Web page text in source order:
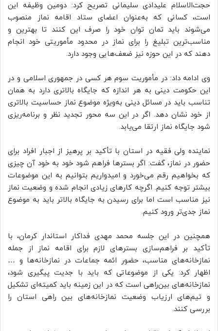
حجت‌الاسلام علیدادی سلیمانی تصریح کرد: دومین وظیفه این
است، کسانی که به‌عنوان اعضای ستاد اقامه نماز منصوب
می‌شوند باید تمان توان خود را صرف این کنند تا بهترین و
مناسب‌ترین تبلیغ را برای نماز در محدود مأموریتی خود انجام
دهند که در این حوزه نیز ضعف‌هایی وجود دارد.
وی ادامه داد: در مأموریت سوم هر کسی در جمهوری اسلامی و در
این حکومت دینی به هر اندازه که جایگاه بالاتری دارد به همان
تناسب باید در مسائل دینی به‌ویژه موضوع نماز حساسیت بالاتری
از خود نشان دهد. اگر در این سه محور تجدید نظر و برنامه‌ریزی
شود جایگاه نماز ارتقا می‌یابد.
نماینده ولی‌ فقیه در استان با تأکید بر پرهیز از اجبار افراد برای
حضور در نماز، گفت: اگر بسترها فراهم شود خود به خود آن چیزی
که بخواهیم رقم می‌‌خورد و امیدواریم بتوانیم به این موضوعات
بیشتر توجه کنیم. اگرچه کارهای زیادی انجام شده و وضعیت نماز
نیز مناسب است اما برای رسیدن به جایگاه بالاتر باید به موضوع
نماز جدی‌تر ورود کنیم.
همچنین در این جلسه محمد مهدی فداکار استاندار کرمان، با
تأکید بر فراهم‌سازی بسترهای لازم برای اقامه نماز از جمله
نمازخانه‌های مناسب، حضور ائمه جماعات در نمازخانه‌ها و …
اظهار کرد: یکی از موضوعاتی که باید با جدیت پیگیری شود،
نمازخانه‌های بین‌راهی است که در این زمینه باید کمیته‌ای تشکیل
و تیم‌های ارزیاب وضعیت نمازخانه‌های بین راهی استان را
بررسی کنند.